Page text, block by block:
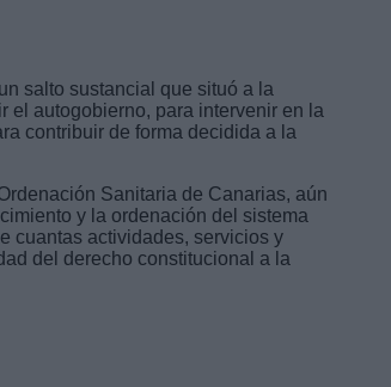
salto sustancial que situó a la
el autogobierno, para intervenir en la
contribuir de forma decidida a la
Sanitaria de Canarias, aún
y la ordenación del sistema
cuantas actividades, servicios y
del derecho constitucional a la